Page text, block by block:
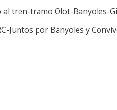
al tren-tramo Olot-Banyoles-
Juntos por Banyoles y